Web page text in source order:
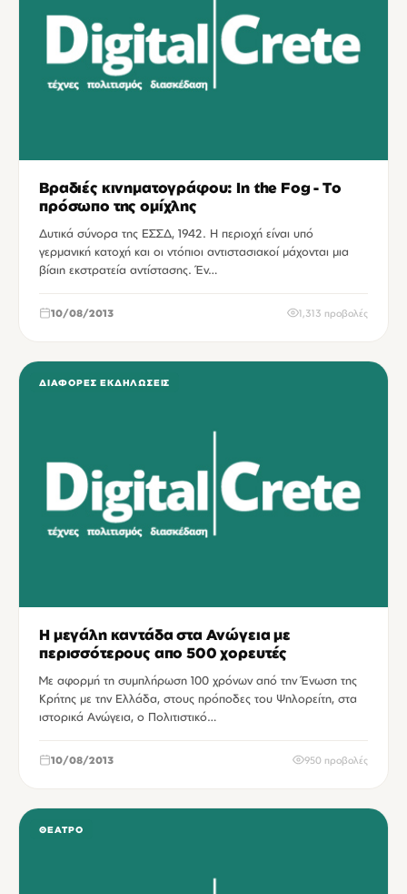
Bραδιές κινηματογράφου: In the Fog - Το
πρόσωπο της ομίχλης
Δυτικά σύνορα της ΕΣΣΔ, 1942. Η περιοχή είναι υπό
γερμανική κατοχή και οι ντόπιοι αντιστασιακοί μάχονται μια
βίαιη εκστρατεία αντίστασης. Έν…
10/08/2013 1,313 προβολές
ΔΙΆΦΟΡΕΣ ΕΚΔΗΛΏΣΕΙΣ
Η μεγάλη καντάδα στα Ανώγεια με
περισσότερους απο 500 χορευτές
Με αφορμή τη συμπλήρωση 100 χρόνων από την Ένωση της
Κρήτης με την Ελλάδα, στους πρόποδες του Ψηλορείτη, στα
ιστορικά Ανώγεια, ο Πολιτιστικό…
10/08/2013 950 προβολές
ΘΈΑΤΡΟ